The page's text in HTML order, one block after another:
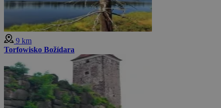
9 km
Torfowisko Božídara